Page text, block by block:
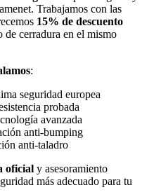
Trabajamos con las
15% de descuento
de cerradura en el mismo
:
seguridad europea
probada
avanzada
anti-bumping
anti-taladro
oficial y asesoramiento
más adecuado para tu